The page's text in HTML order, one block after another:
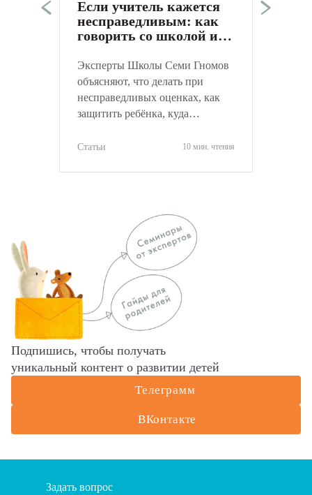
Если учитель кажется
несправедливым: как
говорить со школой и
Эксперты Школы Семи Гномов
объясняют, что делать при
несправедливых оценках, как
защитить ребёнка, куда
оценить ситуацию.
Статьи 10 мин. чтения
Подпишись, чтобы получать
уникальный контент о развитии детей
Телеграмм
ВКонтакте
Задать вопрос